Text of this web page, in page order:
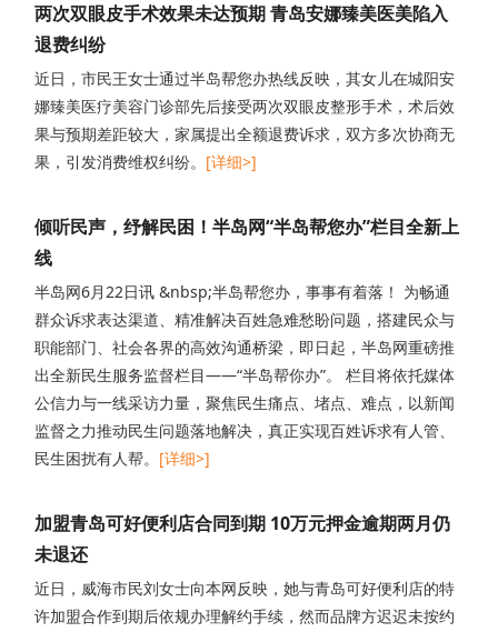
两次双眼皮手术效果未达预期 青岛安娜臻美医美陷入
退费纠纷
近日，市民王女士通过半岛帮您办热线反映，其女儿在城阳安
娜臻美医疗美容门诊部先后接受两次双眼皮整形手术，术后效
果与预期差距较大，家属提出全额退费诉求，双方多次协商无
果，引发消费维权纠纷。 [详细>]
倾听民声，纾解民困！半岛网“半岛帮您办”栏目全新上
线
半岛网6月22日讯 &nbsp;半岛帮您办，事事有着落！ 为畅通
群众诉求表达渠道、精准解决百姓急难愁盼问题，搭建民众与
职能部门、社会各界的高效沟通桥梁，即日起，半岛网重磅推
出全新民生服务监督栏目——“半岛帮你办”。 栏目将依托媒体
公信力与一线采访力量，聚焦民生痛点、堵点、难点，以新闻
监督之力推动民生问题落地解决，真正实现百姓诉求有人管、
民生困扰有人帮。 [详细>]
加盟青岛可好便利店合同到期 10万元押金逾期两月仍
未退还
近日，威海市民刘女士向本网反映，她与青岛可好便利店的特
许加盟合作到期后依规办理解约手续，然而品牌方迟迟未按约